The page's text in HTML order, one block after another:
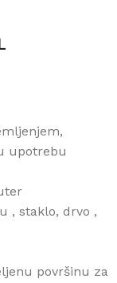
upotrebu
, staklo, drvo ,
površinu za